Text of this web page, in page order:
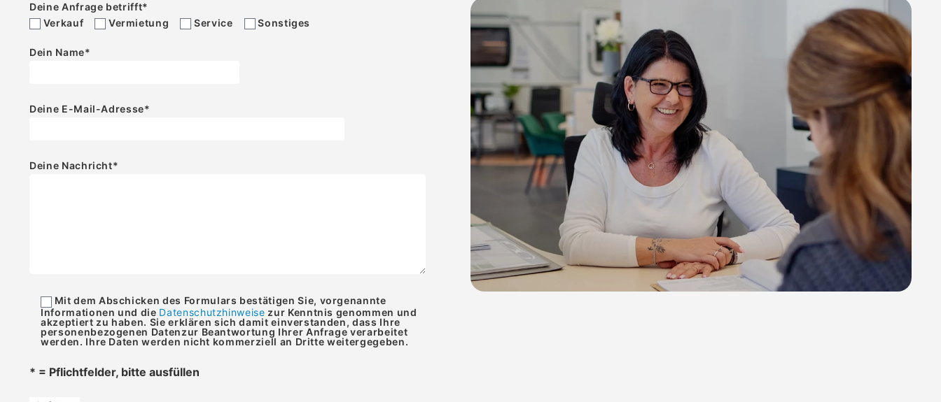
Deine Anfrage betrifft*
Verkauf
Vermietung Service Sonstiges
Dein Name*
Deine E-Mail-Adresse*
Deine Nachricht*
Mit dem Abschicken des Formulars bestätigen Sie, vorgenannte
Informationen und die Datenschutzhinweise zur Kenntnis genommen und
akzeptiert zu haben. Sie erklären sich damit einverstanden, dass Ihre
personenbezogenen Datenzur Beantwortung Ihrer Anfrage verarbeitet
werden. Ihre Daten werden nicht kommerziell an Dritte weitergegeben.
* = Pflichtfelder, bitte ausfüllen